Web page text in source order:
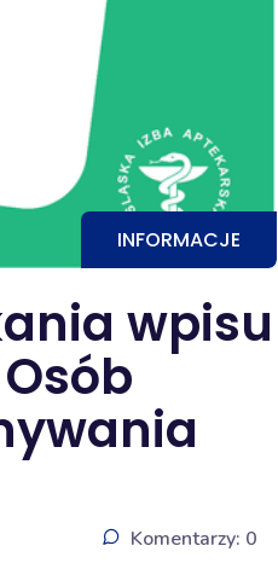
INFORMACJE
wpisu
Komentarzy: 0